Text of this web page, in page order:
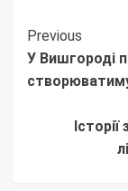
Continue
Reading
Previous
У Вишгороді